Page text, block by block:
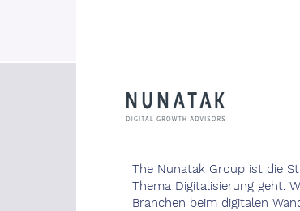
The Nunatak Group ist die
Thema Digitalisierung geht.
Branchen beim digitalen